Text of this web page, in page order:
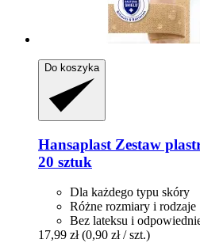
Do koszyka
Hansaplast Zestaw
20 sztuk
Dla każdego typu skóry
Różne rozmiary i rodzaje
Bez lateksu i
17,99 zł (0,90 zł / szt.)